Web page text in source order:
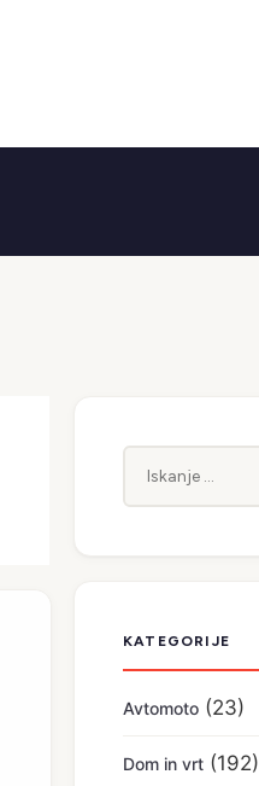
KATEGORIJE
Avtomoto (23)
Dom in vrt (192)